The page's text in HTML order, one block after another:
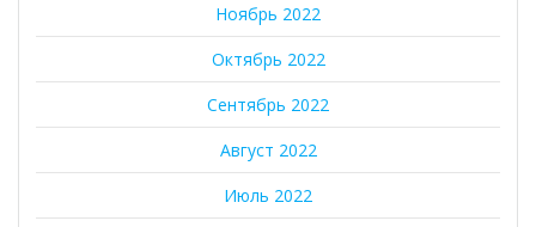
Ноябрь 2022
Октябрь 2022
Сентябрь 2022
Август 2022
Июль 2022